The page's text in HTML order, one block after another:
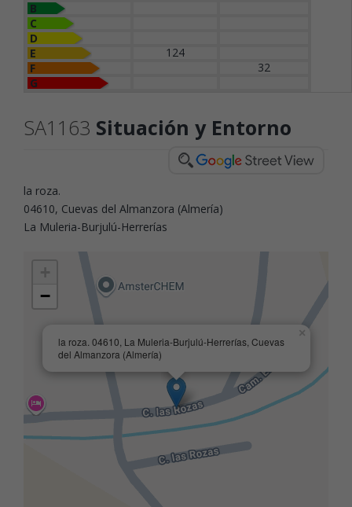
B
C
D
E
124
F
32
G
SA1163 Situación y Entorno
la roza.
04610, Cuevas del Almanzora (Almería)
La Muleria-Burjulú-Herrerías
la roza. 04610, La Muleria-Burjulú-Herrerías, Cuevas
del Almanzora (Almería)
×
−